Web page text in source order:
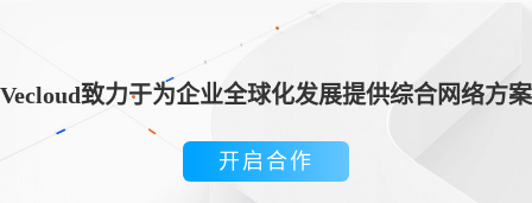
Vecloud致力于为企业全球化发展提供综合网络方案
开启合作